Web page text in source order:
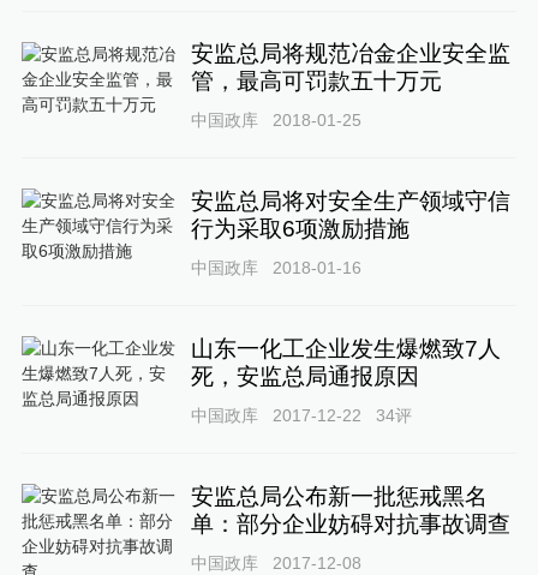
安监总局将规范冶金企业安全监
管，最高可罚款五十万元
中国政库 2018-01-25
安监总局将对安全生产领域守信
行为采取6项激励措施
中国政库 2018-01-16
山东一化工企业发生爆燃致7人
死，安监总局通报原因
中国政库 2017-12-22 34评
安监总局公布新一批惩戒黑名
单：部分企业妨碍对抗事故调查
中国政库 2017-12-08